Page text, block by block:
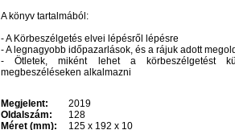
A könyv tartalmából:
- A Körbeszélgetés elvei lépésről lépésre
- A legnagyobb időpazarlások, és a rájuk adott
- Ötletek, miként lehet a körbeszélgetést
megbeszéléseken alkalmazni
Megjelent:
2019
Oldalszám:
128
Méret (mm):
125 x 192 x 10